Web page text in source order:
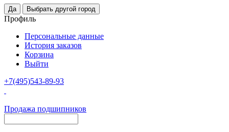
Профиль
Персональные данные
История заказов
Корзина
Выйти
+7(495)543-89-93
Продажа подшипников